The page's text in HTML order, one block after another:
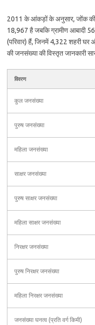
2011 के आंकड़ों के अनुसार, जोंक की
18,967 है जबकि ग्रामीण आबादी
(परिवार) हैं, जिनमें 4,322 शहरी
की जनसंख्या की विस्तृत जानकारी
विवरण
कुल जनसंख्या
पुरुष जनसंख्या
महिला जनसंख्या
साक्षर जनसंख्या
पुरुष साक्षर जनसंख्या
महिला साक्षर जनसंख्या
निरक्षर जनसंख्या
पुरुष निरक्षर जनसंख्या
महिला निरक्षर जनसंख्या
जनसंख्या घनत्व (प्रति वर्ग किमी)